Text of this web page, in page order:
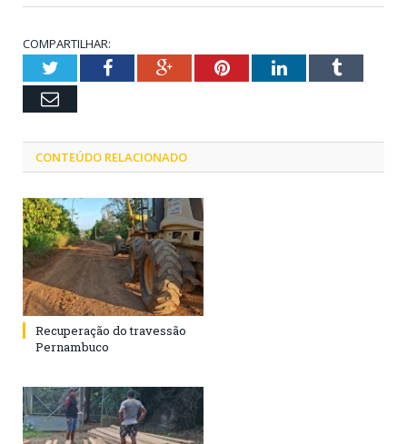
COMPARTILHAR:
TwitterFacebookGoogle+PinterestLinkedInTumblr
Email
CONTEÚDO RELACIONADO
Recuperação do travessão
Pernambuco